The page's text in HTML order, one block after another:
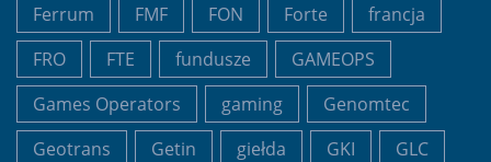
Ferrum
FMF FON Forte
francja
FRO
FTE fundusze
GAMEOPS
Games Operators
gaming
Genomtec
Geotrans
Getin giełda GKI
GLC